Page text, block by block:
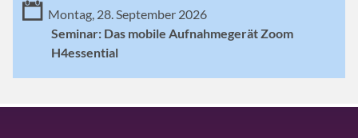
Montag, 28. September 2026
Seminar: Das mobile Aufnahmegerät Zoom
H4essential